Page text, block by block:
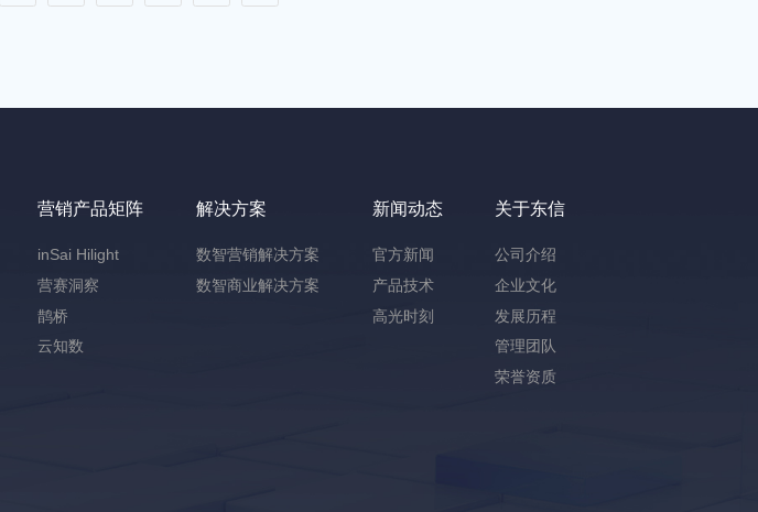
营销产品矩阵
inSai Hilight
营赛洞察
鹊桥
云知数
解决方案
数智营销解决方案
数智商业解决方案
新闻动态
官方新闻
产品技术
高光时刻
关于东信
公司介绍
企业文化
发展历程
管理团队
荣誉资质